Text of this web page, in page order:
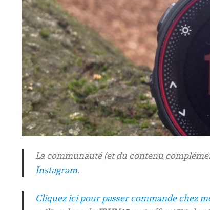
La communauté (et du contenu
Instagram.
Cliquez ici pour passer commande chez